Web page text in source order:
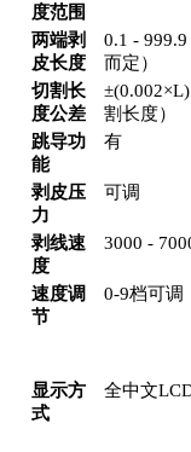
度范围
两端剥
皮长度
0.1 -
而定）
切割长
度公差
割长度）
跳导功
能
有
剥皮压
力
可调
剥线速
度
3000 -
速度调
节
0-9档可调
显示方
式
全中文